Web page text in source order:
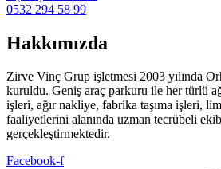
0532 294 58 99
Hakkımızda
Zirve Vinç Grup işletmesi 2003 yılında
kuruldu. Geniş araç parkuru ile her türlü
işleri, ağır nakliye, fabrika taşıma işleri,
faaliyetlerini alanında uzman tecrübeli
gerçekleştirmektedir.
Facebook-f